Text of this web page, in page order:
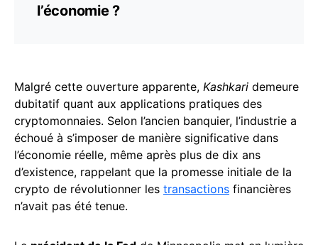
l’économie ?
Malgré cette ouverture apparente, Kashkari demeure
dubitatif quant aux applications pratiques des
cryptomonnaies. Selon l’ancien banquier, l’industrie a
échoué à s’imposer de manière significative dans
l’économie réelle, même après plus de dix ans
d’existence, rappelant que la promesse initiale de la
crypto de révolutionner les transactions financières
n’avait pas été tenue.